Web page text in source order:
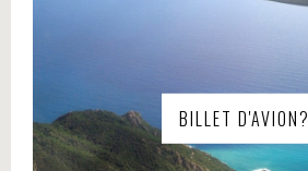
BILLET D'AVION?